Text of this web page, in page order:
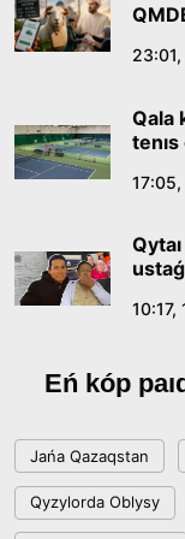
Jasandy
18:16, 20 Shilde
Ulttyq arhıvtiń
jetistikteri men
17:09, 20 Shilde
nazar aýdardy
ALTYN ORDA
INOVASIALYQ
Qala
10:17,
Eń kóp
Jańa Qazaqstan
Qyzylorda Oblysy